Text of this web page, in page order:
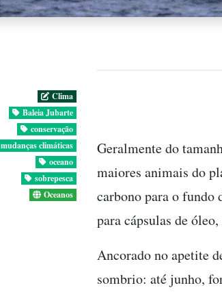
Clima
Baleia Jubarte
conservação
mudanças climáticas
oceano
sobrepesca
Oceanos
Geralmente do
maiores animais do
carbono para o fundo
para cápsulas de
Ancorado no apetite
sombrio: até junho,